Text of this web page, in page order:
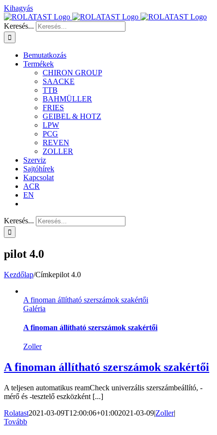
Kihagyás
Keresés...
Bemutatkozás
Termékek
CHIRON GROUP
SAACKE
TTB
BAHMÜLLER
FRIES
GEIBEL & HOTZ
LPW
PCG
REVEN
ZOLLER
Szerviz
Sajtóhírek
Kapcsolat
ACR
EN
Keresés...
pilot 4.0
Kezdőlap/Címkepilot 4.0
A finoman állítható szerszámok szakértői
Galéria
A finoman állítható szerszámok szakértői
Zoller
A finoman állítható szerszámok szakértői
A teljesen automatikus reamCheck univerzális szerszámbeállító, -
mérő és -tesztelő eszközként [...]
Rolatast2021-03-09T12:00:06+01:002021-03-09|Zoller|
Tovább